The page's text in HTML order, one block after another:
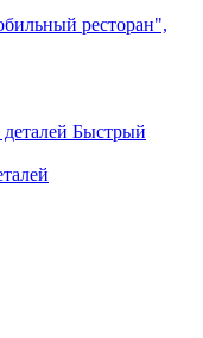
ресторан",
Быстрый